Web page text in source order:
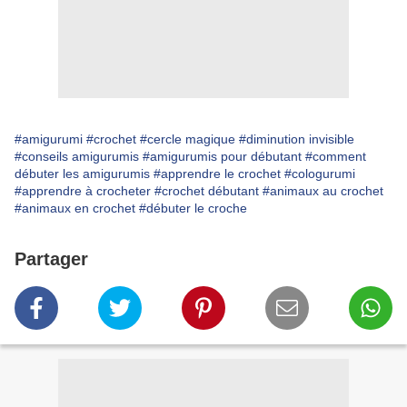
#amigurumi #crochet #cercle magique #diminution invisible
#conseils amigurumis #amigurumis pour débutant #comment
débuter les amigurumis #apprendre le crochet #cologurumi
#apprendre à crocheter #crochet débutant #animaux au crochet
#animaux en crochet #débuter le croche
Partager